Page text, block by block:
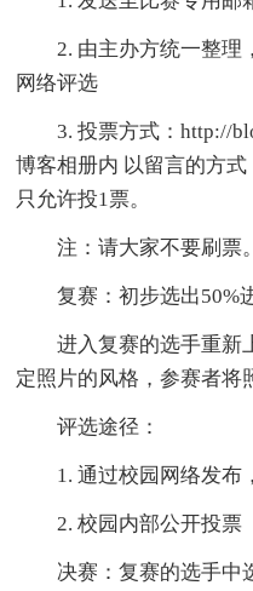
2. 由主办方统一整理
网络评选
3. 投票方式：http://
博客相册内 以留言的方
只允许投1票。
注：请大家不要刷票。
复赛：初步选出50%
进入复赛的选手重新
定照片的风格，参赛者将
评选途径：
1. 通过校园网络发布
2. 校园内部公开投票
决赛：复赛的选手中